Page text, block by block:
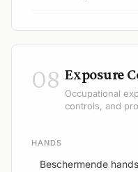
08 Exposure
Occupational
controls, and
HANDS
Beschermende